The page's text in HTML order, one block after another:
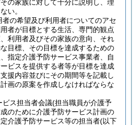
の家族に対して十分に説明し、理
い。
の希望及び利用者についてのアセ
者が目標とする生活、専門的観点
利用者及びその家族の意向、それ
目標、その目標を達成するための
指定介護予防サービス事業者、自
ビスを提供する者等が目標を達成
援内容並びにその期間等を記載し
画の原案を作成しなければならな
ス担当者会議(担当職員が介護予
のために介護予防サービス計画の
介護予防サービス等の担当者(以下